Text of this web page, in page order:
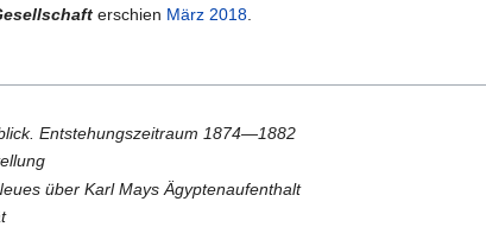
erschien März 2018.
Entstehungszeitraum 1874—1882
über Karl Mays Ägyptenaufenthalt